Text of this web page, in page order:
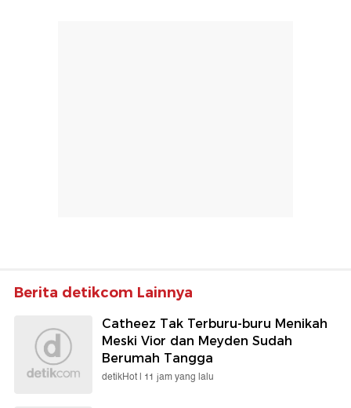
Berita detikcom Lainnya
Catheez Tak Terburu-buru Menikah
Meski Vior dan Meyden Sudah
Berumah Tangga
detikHot | 11 jam yang lalu